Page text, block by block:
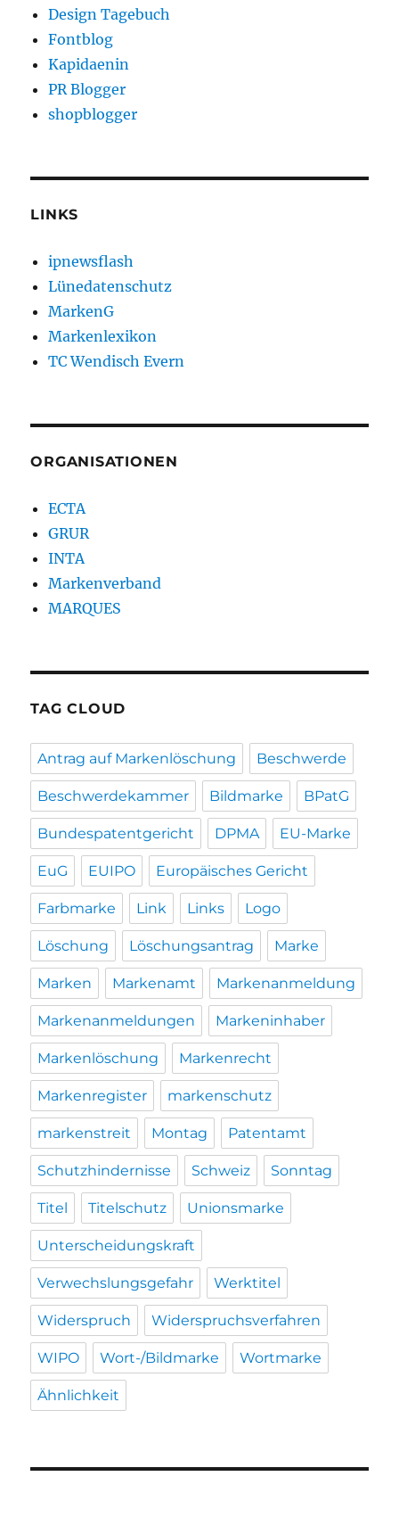
Design Tagebuch
Fontblog
Kapidaenin
PR Blogger
shopblogger
LINKS
ipnewsflash
Lünedatenschutz
MarkenG
Markenlexikon
TC Wendisch Evern
ORGANISATIONEN
ECTA
GRUR
INTA
Markenverband
MARQUES
TAG CLOUD
Antrag auf Markenlöschung Beschwerde
Beschwerdekammer Bildmarke BPatG
Bundespatentgericht DPMA EU-Marke
EuG EUIPO Europäisches Gericht
Farbmarke Link Links Logo
Löschung Löschungsantrag Marke
Marken Markenamt Markenanmeldung
Markenanmeldungen Markeninhaber
Markenlöschung Markenrecht
Markenregister markenschutz
markenstreit Montag Patentamt
Schutzhindernisse Schweiz Sonntag
Titel Titelschutz Unionsmarke
Unterscheidungskraft
Verwechslungsgefahr Werktitel
Widerspruch Widerspruchsverfahren
WIPO Wort-/Bildmarke Wortmarke
Ähnlichkeit